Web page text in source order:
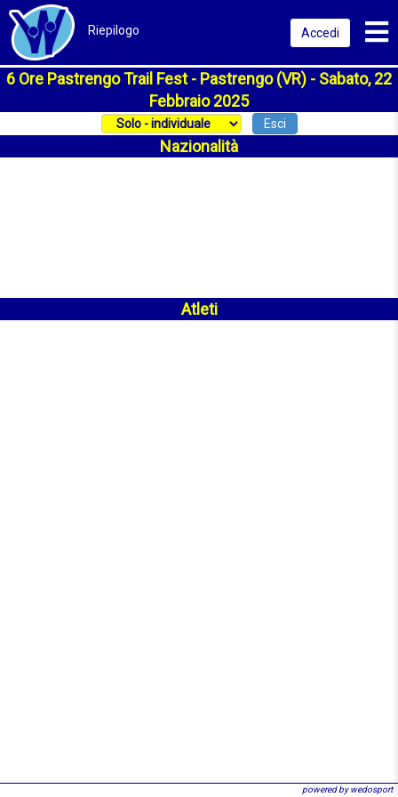
Riepilogo Accedi
6 Ore Pastrengo Trail Fest - Pastrengo (VR) - Sabato, 22
Febbraio 2025
Esci
Nazionalità
Atleti
powered by wedosport